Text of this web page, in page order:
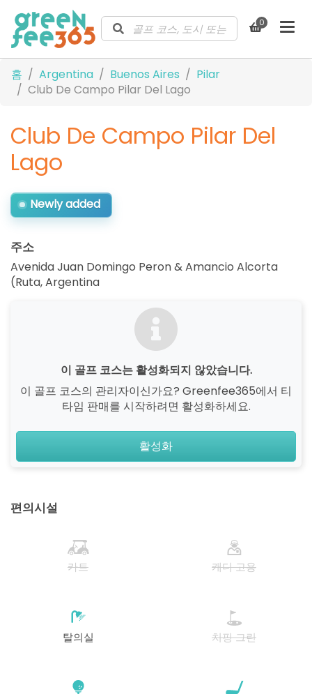
0
홈 Argentina Buenos Aires
Pilar
Club De Campo Pilar Del Lago
Club De Campo Pilar Del
Lago
Newly added
주소
Avenida Juan Domingo Peron & Amancio Alcorta
(Ruta,Argentina
이 골프 코스는 활성화되지 않았습니다.
이 골프 코스의 관리자이신가요? Greenfee365에서 티
타임 판매를 시작하려면 활성화하세요.
활성화
편의시설
카트 캐디 고용
탈의실 치핑 그린